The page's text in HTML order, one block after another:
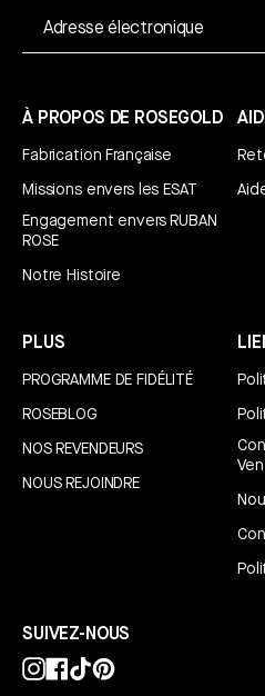
À PROPOS DE ROSEGOLD
Fabrication Française
Missions envers les ESAT
Engagement envers RUBAN
ROSE
Notre Histoire
PLUS
PROGRAMME DE FIDÉLITÉ
ROSEBLOG
NOS REVENDEURS
NOUS REJOINDRE
SUIVEZ-NOUS
Instagram
Facebook
TikTokPinterest